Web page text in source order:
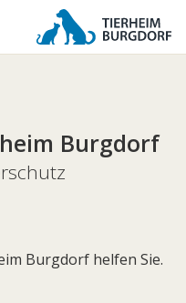
Burgdorf
Burgdorf helfen Sie.